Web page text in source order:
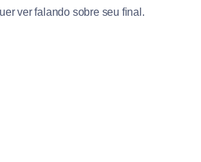
ver falando sobre seu final.